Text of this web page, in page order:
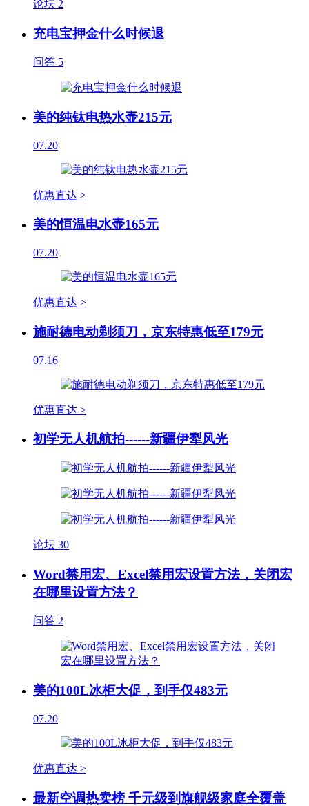
论坛 2
充电宝押金什么时候退
问答 5
美的纯钛电热水壶215元
07.20
优惠直达 >
美的恒温电水壶165元
07.20
优惠直达 >
施耐德电动剃须刀，京东特惠低至179元
07.16
优惠直达 >
初学无人机航拍------新疆伊犁风光
论坛 30
Word禁用宏、Excel禁用宏设置方法，关闭宏
在哪里设置方法？
问答 2
美的100L冰柜大促，到手仅483元
07.20
优惠直达 >
最新空调热卖榜 千元级到旗舰级家庭全覆盖